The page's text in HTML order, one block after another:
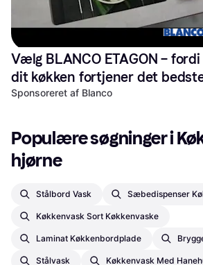
Vælg BLANCO ETAGON – fordi
dit køkken fortjener det
Sponsoreret af Blanco
Populære søgninger i
hjørne
Stålbord Vask Sæbedispenser
Køkkenvask Sort Køkkenvaske
Laminat Køkkenbordplade
Stålvask Køkkenvask Med